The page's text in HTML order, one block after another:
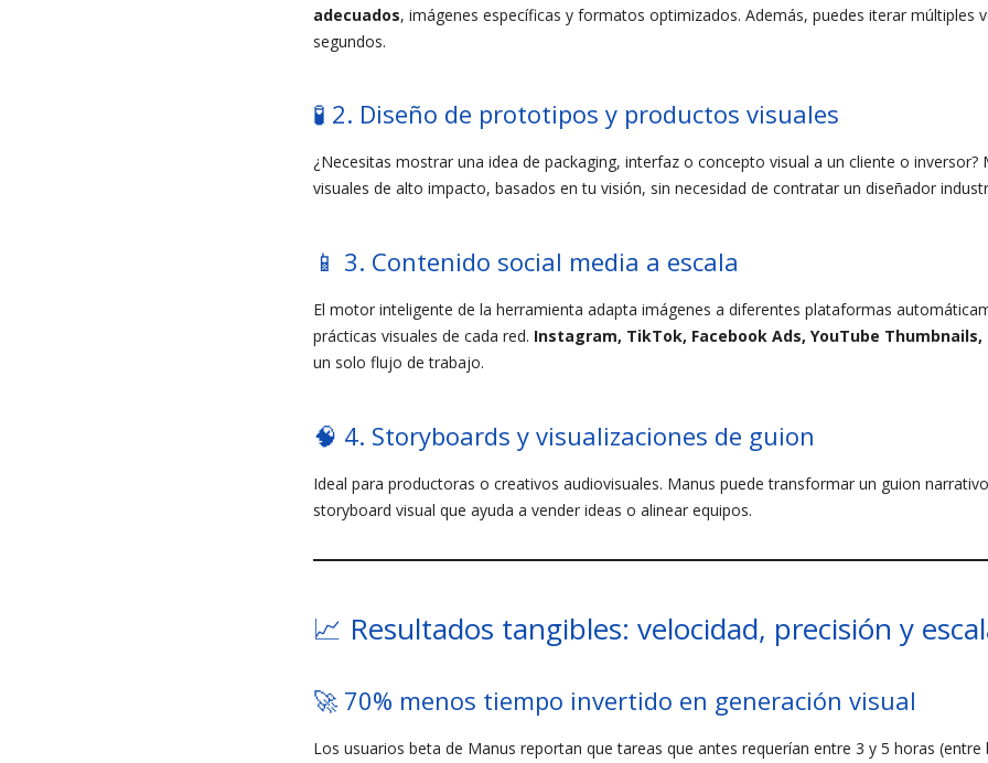
adecuados, imágenes específicas y formatos optimizados. Además, puedes iterar múltiples
segundos.
🧪 2. Diseño de prototipos y productos visuales
¿Necesitas mostrar una idea de packaging, interfaz o concepto visual a un cliente o inversor?
visuales de alto impacto, basados en tu visión, sin necesidad de contratar un diseñador
📱 3. Contenido social media a escala
El motor inteligente de la herramienta adapta imágenes a diferentes plataformas
prácticas visuales de cada red. Instagram, TikTok, Facebook Ads, YouTube Thumbnails,
un solo flujo de trabajo.
🧠 4. Storyboards y visualizaciones de guion
Ideal para productoras o creativos audiovisuales. Manus puede transformar un guion
storyboard visual que ayuda a vender ideas o alinear equipos.
📈 Resultados tangibles: velocidad, precisión y
🚀 70% menos tiempo invertido en generación visual
Los usuarios beta de Manus reportan que tareas que antes requerían entre 3 y 5 horas (entre